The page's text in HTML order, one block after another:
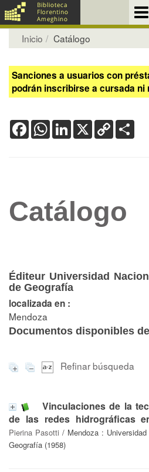
Inicio Catálogo
Sanciones a usuarios con
podrán inscribirse a cursada
FacebookWhatsApp
LinkedIn
X Copy
Link
Catálogo
Éditeur Universidad
de Geografía
localizada en :
Mendoza
Documentos disponibles
Refinar búsqueda
Vinculaciones de la
de las redes hidrográficas
Pierina Pasotti / Mendoza :
Geografía (1958)